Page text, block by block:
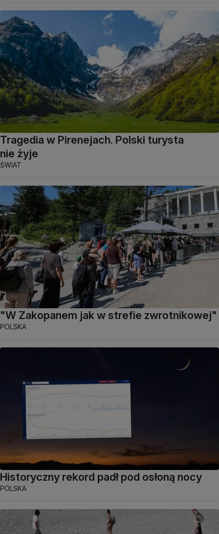
Tragedia w Pirenejach. Polski turysta
nie żyje
ŚWIAT
"W Zakopanem jak w strefie zwrotnikowej"
POLSKA
Historyczny rekord padł pod osłoną nocy
POLSKA